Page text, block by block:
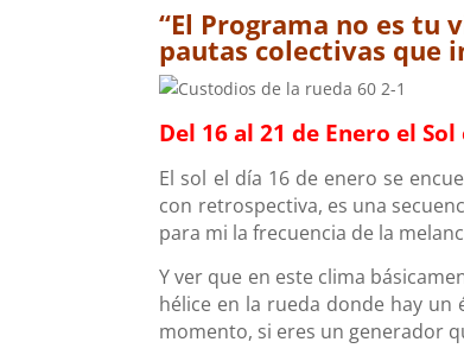
“El Programa no es tu
pautas colectivas que
Del 16 al 21 de Enero el
El sol el día 16 de enero se
con retrospectiva, es una
para mi la frecuencia de la
Y ver que en este clima
hélice en la rueda donde hay un
momento, si eres un generador